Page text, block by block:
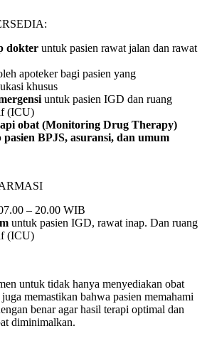
dokter untuk pasien rawat jalan dan rawat
apoteker bagi pasien yang
khusus
untuk pasien IGD dan ruang
(ICU)
obat (Monitoring Drug Therapy)
pasien BPJS, asuransi, dan umum
– 20.00 WIB
untuk pasien IGD, rawat inap. Dan ruang
(ICU)
untuk tidak hanya menyediakan obat
memastikan bahwa pasien memahami
benar agar hasil terapi optimal dan
diminimalkan.